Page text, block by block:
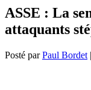
ASSE : La
attaquants
Posté parPaul Bordet |